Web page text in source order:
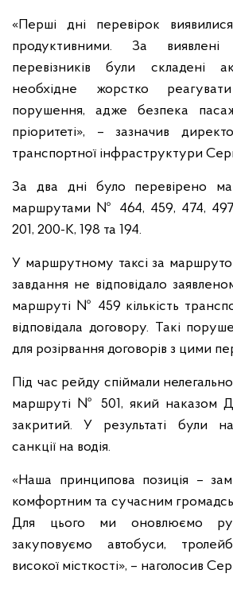
«Перші дні перевірок
продуктивними. За
перевізників були складені
необхідне жорстко
порушення, адже безпека
пріоритеті», – зазначив
транспортної інфраструктури
За два дні було перевірено
маршрутами № 464, 459, 474,
201, 200-К, 198 та 194.
У маршрутному таксі за
завдання не відповідало
маршруті № 459 кількість
відповідала договору. Такі
для розірвання договорів з цими
Під час рейду спіймали
маршруті № 501, який наказом
закритий. У результаті були
санкції на водія.
«Наша принципова позиція –
комфортним та сучасним
Для цього ми оновлюємо
закуповуємо автобуси,
високої місткості», – наголосив